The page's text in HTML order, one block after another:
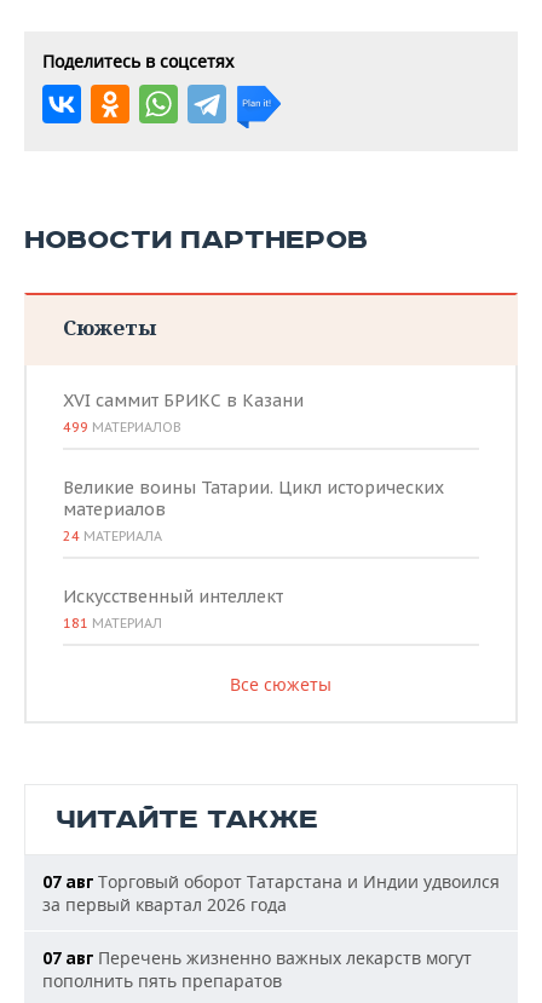
Поделитесь в соцсетях
НОВОСТИ ПАРТНЕРОВ
Сюжеты
XVI саммит БРИКС в Казани
499 МАТЕРИАЛОВ
Великие воины Татарии. Цикл исторических
материалов
24 МАТЕРИАЛА
Искусственный интеллект
181 МАТЕРИАЛ
Все сюжеты
ЧИТАЙТЕ ТАКЖЕ
07 авг Торговый оборот Татарстана и Индии удвоился
за первый квартал 2026 года
07 авг Перечень жизненно важных лекарств могут
пополнить пять препаратов